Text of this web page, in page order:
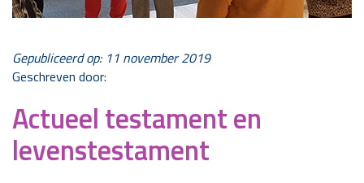
Gepubliceerd op: 11 november 2019
Geschreven door:
Actueel testament en
levenstestament